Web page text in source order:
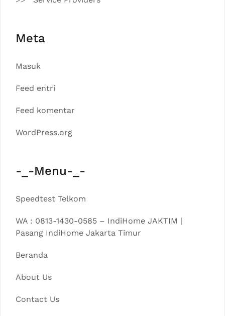
Meta
Masuk
Feed entri
Feed komentar
WordPress.org
-_-Menu-_-
Speedtest Telkom
WA : 0813-1430-0585 – IndiHome JAKTIM |
Pasang IndiHome Jakarta Timur
Beranda
About Us
Contact Us